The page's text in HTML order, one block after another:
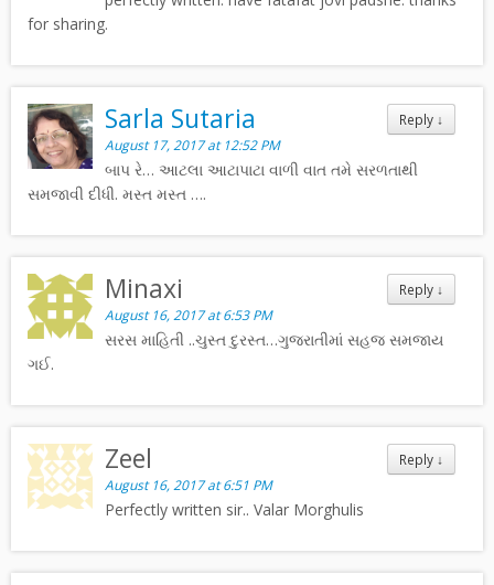
for sharing.
Reply ↓
Sarla Sutaria
August 17, 2017 at 12:52 PM
બાપ રે… આટલા આટાપાટા વાળી વાત તમે સરળતાથી
સમજાવી દીધી. મસ્ત મસ્ત ….
Reply ↓
Minaxi
August 16, 2017 at 6:53 PM
સરસ માહિતી ..ચુસ્ત દુરસ્ત…ગુજરાતીમાં સહજ સમજાય
ગઈ.
Reply ↓
Zeel
August 16, 2017 at 6:51 PM
Perfectly written sir.. Valar Morghulis